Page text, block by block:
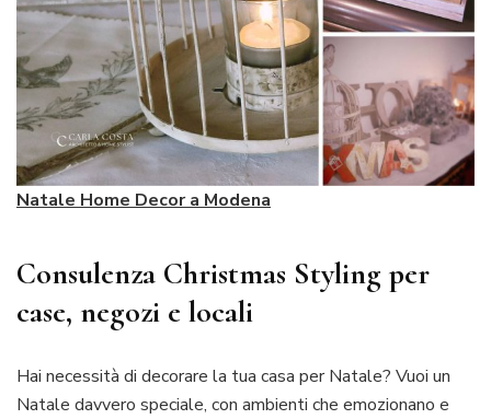
Natale Home Decor a Modena
Consulenza Christmas Styling per
case, negozi e locali
Hai necessità di decorare la tua casa per Natale? Vuoi un
Natale davvero speciale, con ambienti che emozionano e